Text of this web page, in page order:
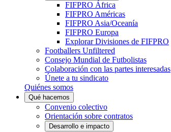
FIFPRO África
FIFPRO Américas
FIFPRO Asia/Oceanía
FIFPRO Europa
Explorar Divisiones de FIFPRO
Footballers Unfiltered
Consejo Mundial de Futbolistas
Colaboración con las partes interesadas
Únete a tu sindicato
Quiénes somos
Qué hacemos
Convenio colectivo
Orientación sobre contratos
Desarrollo e impacto